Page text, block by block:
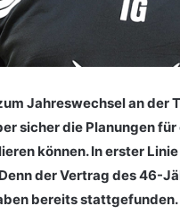
Jahreswechsel an
sicher die Planungen
können. In erster
der Vertrag des 46-
bereits